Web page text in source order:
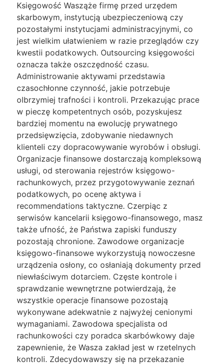
Księgowość Wasząże firmę przed urzędem
skarbowym, instytucją ubezpieczeniową czy
pozostałymi instytucjami administracyjnymi, co
jest wielkim ułatwieniem w razie przeglądów czy
kwestii podatkowych. Outsourcing księgowości
oznacza także oszczędność czasu.
Administrowanie aktywami przedstawia
czasochłonne czynność, jakie potrzebuje
olbrzymiej trafności i kontroli. Przekazując prace
w pieczę kompetentnych osób, pozyskujesz
bardziej momentu na ewolucję prywatnego
przedsięwzięcia, zdobywanie niedawnych
klienteli czy dopracowywanie wyrobów i obsługi.
Organizacje finansowe dostarczają kompleksową
usługi, od sterowania rejestrów księgowo-
rachunkowych, przez przygotowywanie zeznań
podatkowych, po ocenę aktywa i
recommendations taktyczne. Czerpiąc z
serwisów kancelarii księgowo-finansowego, masz
także ufność, że Państwa zapiski funduszy
pozostają chronione. Zawodowe organizacje
księgowo-finansowe wykorzystują nowoczesne
urządzenia osłony, co osłaniają dokumenty przed
niewłaściwym dotarciem. Częste kontrole i
sprawdzanie wewnętrzne potwierdzają, że
wszystkie operacje finansowe pozostają
wykonywane adekwatnie z najwyżej cenionymi
wymaganiami. Zawodowa specjalista od
rachunkowości czy poradca skarbówkowy daje
zapewnienie, że Wasza zakład jest w rzetelnych
kontroli. Zdecydowawszy się na przekazanie